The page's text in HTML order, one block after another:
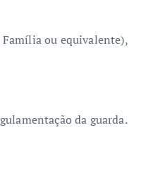
ou equivalente),
da guarda.